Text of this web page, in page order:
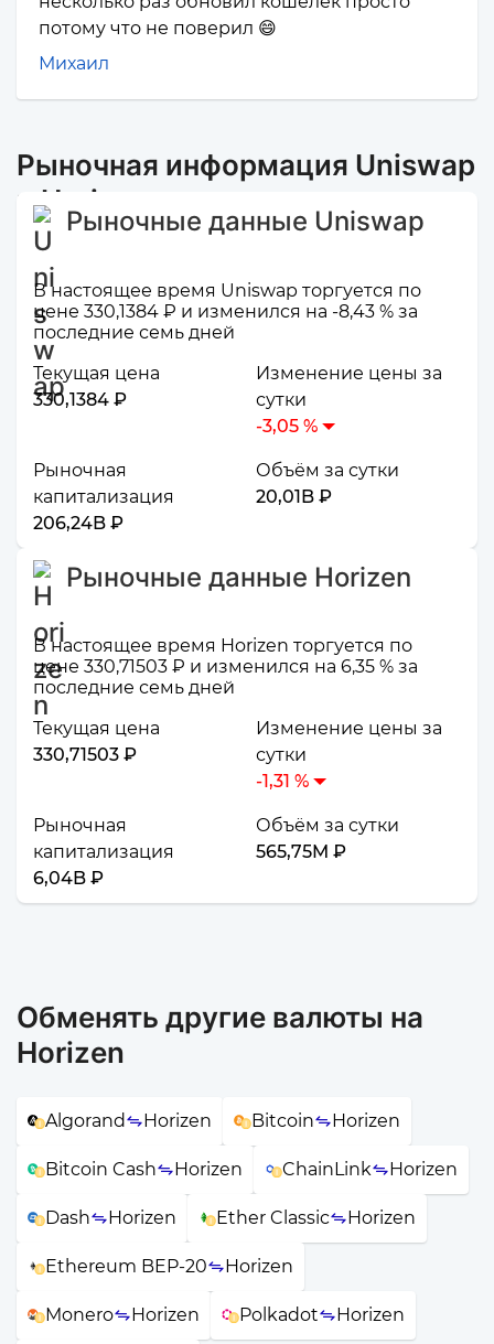
потому что не поверил 😄
Михаил
Рыночная информация Uniswap
и Horizen
Рыночные данные Uniswap
В настоящее время Uniswap торгуется по
цене 330,1384 ₽ и изменился на -8,43 % за
последние семь дней
Текущая цена
330,1384 ₽
Изменение цены за
сутки
-3,05 %
Рыночная
капитализация
206,24B ₽
Объём за сутки
20,01B ₽
Рыночные данные Horizen
В настоящее время Horizen торгуется по
цене 330,71503 ₽ и изменился на 6,35 % за
последние семь дней
Текущая цена
330,71503 ₽
Изменение цены за
сутки
-1,31 %
Рыночная
капитализация
6,04B ₽
Объём за сутки
565,75M ₽
Обменять другие валюты на
Horizen
Algorand Horizen Bitcoin Horizen
Bitcoin Cash Horizen ChainLink Horizen
Dash Horizen Ether Classic Horizen
Ethereum BEP-20 Horizen
Monero Horizen Polkadot Horizen